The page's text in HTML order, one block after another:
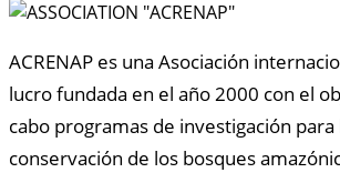
ACRENAP es una Asociación
lucro fundada en el año 2000 con el
cabo programas de investigación
conservación de los bosques